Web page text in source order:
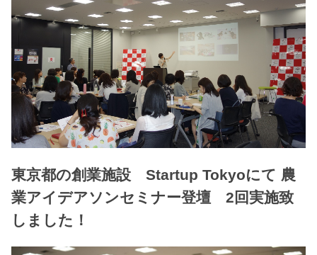
東京都の創業施設 Startup Tokyoにて 農
業アイデアソンセミナー登壇 2回実施致
しました！